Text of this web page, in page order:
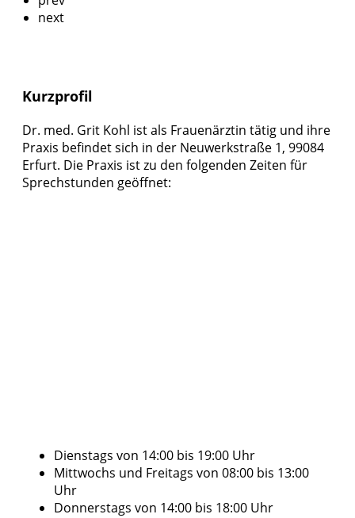
next
Kurzprofil
Dr. med. Grit Kohl ist als Frauenärztin tätig und ihre
Praxis befindet sich in der Neuwerkstraße 1, 99084
Erfurt. Die Praxis ist zu den folgenden Zeiten für
Sprechstunden geöffnet:
Dienstags von 14:00 bis 19:00 Uhr
Mittwochs und Freitags von 08:00 bis 13:00
Uhr
Donnerstags von 14:00 bis 18:00 Uhr